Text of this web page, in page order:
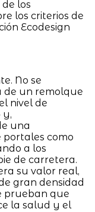
los
los criterios de
Ecodesign
No se
de un remolque
nivel de
y,
una
portales como
a los
de carretera.
su valor real,
gran densidad
prueban que
la salud y el